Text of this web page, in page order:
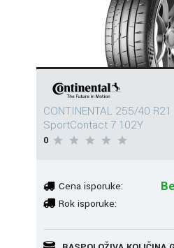
CONTINENTAL 255/40 R21
SportContact 7 102Y
0
Cena isporuke:
Rok isporuke: